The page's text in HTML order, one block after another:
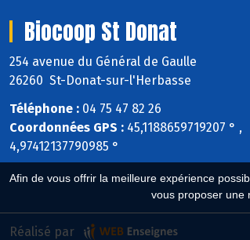
Afin de vous offrir la meilleure expérience
vous proposer une
Biocoop St Donat
254 avenue du Général de Gaulle
26260 St-Donat-sur-l'Herbasse
Téléphone : 04 75 47 82 26
Coordonnées GPS : 45,1188659719207 ° ,
4,97412137790985 °
Réalisé par